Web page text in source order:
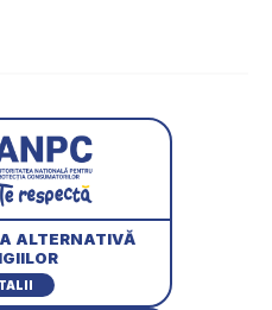
ALTERNATIVĂ